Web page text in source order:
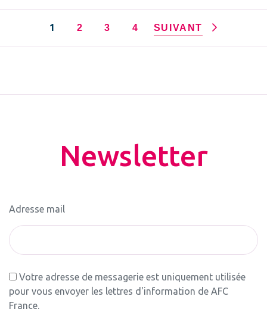
1 2 3 4 SUIVANT
Newsletter
Adresse mail
Votre adresse de messagerie est uniquement utilisée
pour vous envoyer les lettres d'information de AFC
France.